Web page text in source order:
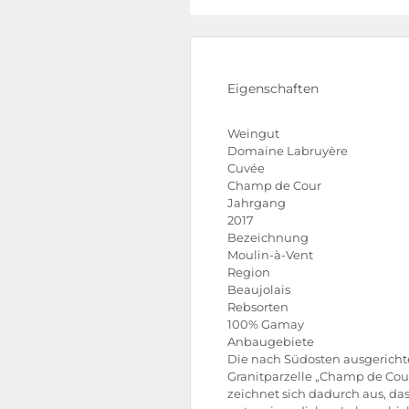
Eigenschaften
Weingut
Domaine Labruyère
Cuvée
Champ de Cour
Jahrgang
2017
Bezeichnung
Moulin-à-Vent
Region
Beaujolais
Rebsorten
100% Gamay
Anbaugebiete
Die nach Südosten
Granitparzelle „Champ de
zeichnet sich dadurch aus,